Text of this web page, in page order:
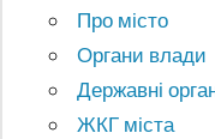
Про місто
Органи влади
Державні
ЖКГ міста